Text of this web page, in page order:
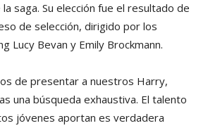
saga. Su elección fue el resultado de
de selección, dirigido por los
Lucy Bevan y Emily Brockmann.
de presentar a nuestros Harry,
una búsqueda exhaustiva. El talento
jóvenes aportan es verdadera